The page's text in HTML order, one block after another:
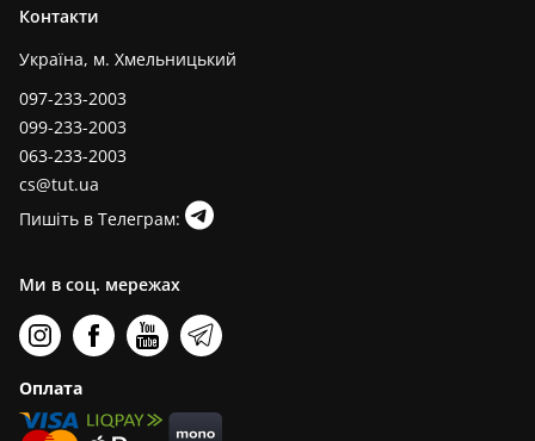
Контакти
Україна, м. Хмельницький
097-233-2003
099-233-2003
063-233-2003
cs@tut.ua
Пишіть в Телеграм:
Ми в соц. мережах
Оплата